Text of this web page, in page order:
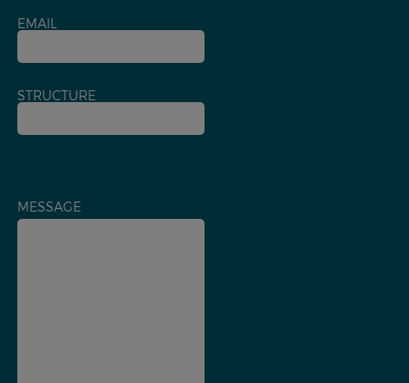
EMAIL
STRUCTURE
MESSAGE